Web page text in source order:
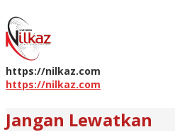
https://nilkaz.com
https://nilkaz.com
Jangan Lewatkan